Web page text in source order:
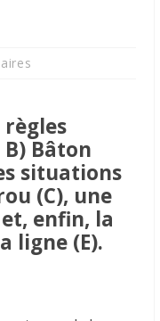
Bâton
situations
(C), une
enfin, la
ligne (E).